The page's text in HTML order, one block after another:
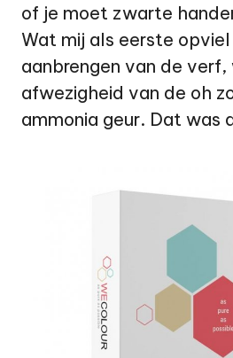
of je moet zwarte
Wat mij als eerste
aanbrengen van de verf,
afwezigheid van de oh
ammonia geur. Dat was